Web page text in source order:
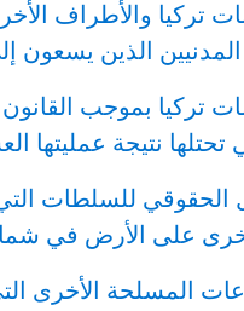
تركيا والأطراف
الذين يسعون
تركيا بموجب
تحتلها نتيجة عمليتها
للسلطات التي
على الأرض في
المسلحة الأخرى